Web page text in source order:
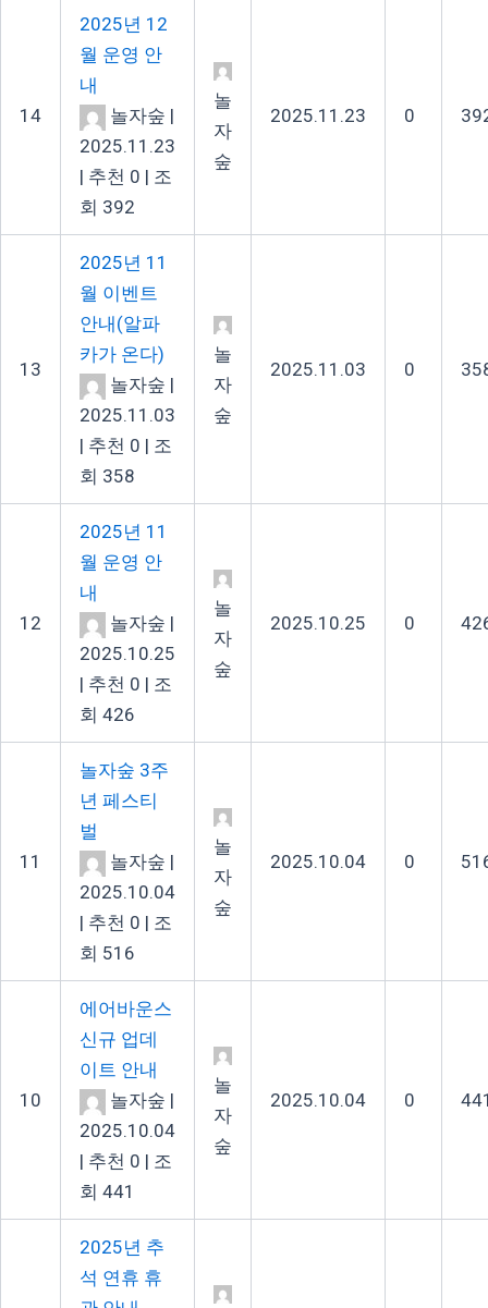
14
2025년 12
월 운영 안
내
놀자숲 |
2025.11.23
| 추천 0 | 조
회 392
놀
자
숲
2025.11.23 0
13
2025년 11
월 이벤트
안내(알파
카가 온다)
놀자숲 |
2025.11.03
| 추천 0 | 조
회 358
놀
자
숲
2025.11.03 0
12
2025년 11
월 운영 안
내
놀자숲 |
2025.10.25
| 추천 0 | 조
회 426
놀
자
숲
2025.10.25 0
11
놀자숲 3주
년 페스티
벌
놀자숲 |
2025.10.04
| 추천 0 | 조
회 516
놀
자
숲
2025.10.04 0
10
에어바운스
신규 업데
이트 안내
놀자숲 |
2025.10.04
| 추천 0 | 조
회 441
놀
자
숲
2025.10.04 0
2025년 추
석 연휴 휴